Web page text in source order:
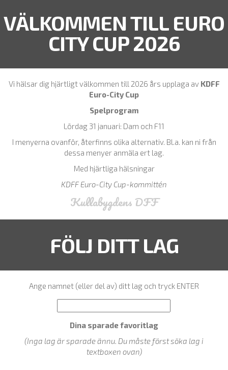
VÄLKOMMEN TILL EURO
CITY CUP 2026
Vi hälsar dig hjärtligt välkommen till 2026 års upplaga av KDFF
Euro-City Cup
Spelprogram
Lördag 31 januari: Dam och F11
I menyerna ovanför, återfinns olika alternativ. Bl.a. kan ni från
dessa menyer anmäla ert lag.
Med hjärtliga hälsningar
KDFF Euro-City Cup-kommittén
Kullabygdens DFF
FÖLJ DITT LAG
Ange namnet (eller del av) ditt lag och tryck ENTER
Dina sparade favoritlag
(Inga lag är sparade ännu. Du måste först söka lag i
textboxen ovan)